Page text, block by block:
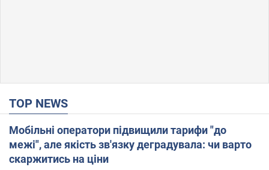
TOP NEWS
Мобільні оператори підвищили тарифи "до
межі", але якість зв'язку деградувала: чи варто
скаржитись на ціни